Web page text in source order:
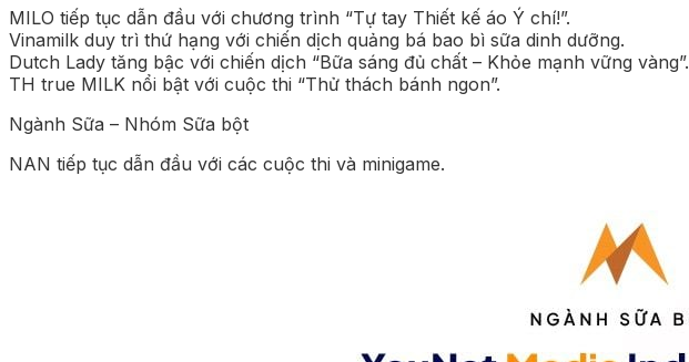
MILO tiếp tục dẫn đầu với chương trình “Tự tay Thiết kế áo Ý chí!”.
Vinamilk duy trì thứ hạng với chiến dịch quảng bá bao bì sữa dinh dưỡng.
Dutch Lady tăng bậc với chiến dịch “Bữa sáng đủ chất – Khỏe mạnh vững vàng”.
TH true MILK nổi bật với cuộc thi “Thử thách bánh ngon”.
Ngành Sữa – Nhóm Sữa bột
NAN tiếp tục dẫn đầu với các cuộc thi và minigame.